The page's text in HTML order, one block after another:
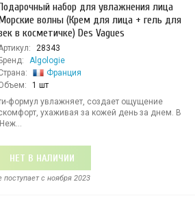
набор для увлажнения лица
волны (Крем для лица + гель для
в косметичке) Des Vagues
28343
Бренд:
Algologie
Франция
1 шт
формул увлажняет, создает ощущение
ухаживая за кожей день за днем. В
НЕТ В НАЛИЧИИ
поступает c ноября 2023